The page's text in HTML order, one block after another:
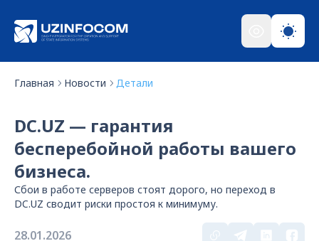
Главная Новости Детали
DC.UZ — гарантия
бесперебойной работы вашего
бизнеса.
Сбои в работе серверов стоят дорого, но переход в
DC.UZ сводит риски простоя к минимуму.
28.01.2026